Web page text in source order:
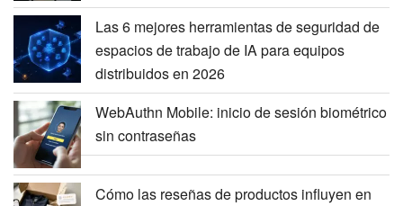
Las 6 mejores herramientas de seguridad de
espacios de trabajo de IA para equipos
distribuidos en 2026
WebAuthn Mobile: inicio de sesión biométrico
sin contraseñas
Cómo las reseñas de productos influyen en